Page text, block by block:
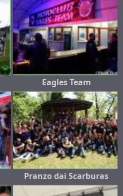
Eagles Team
Pranzo dai Scarburas